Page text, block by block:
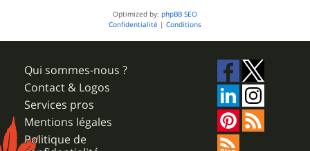
Optimized by: phpBB SEO
Confidentialité | Conditions
Qui sommes-nous ?
Contact & Logos
Services pros
Mentions légales
Politique de